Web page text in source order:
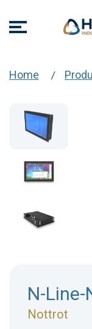
Home
N-Line-
Nottrot